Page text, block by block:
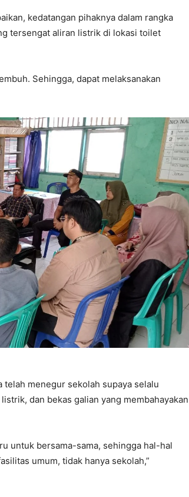
kedatangan pihaknya dalam rangka
tersengat aliran listrik di lokasi toilet
Sehingga, dapat melaksanakan
telah menegur sekolah supaya selalu
dan bekas galian yang membahayakan
untuk bersama-sama, sehingga hal-hal
umum, tidak hanya sekolah,”